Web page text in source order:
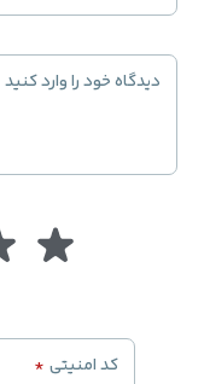
دیدگاه خود را وارد کنید
کد امنیتی *